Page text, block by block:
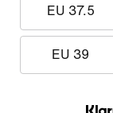
EU 37.5
EU 39